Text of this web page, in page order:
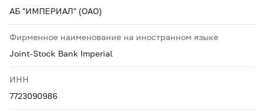
АБ "ИМПЕРИАЛ" (ОАО)
Фирменное наименование на иностранном языке
Joint-Stock Bank Imperial
ИНН
7723090986